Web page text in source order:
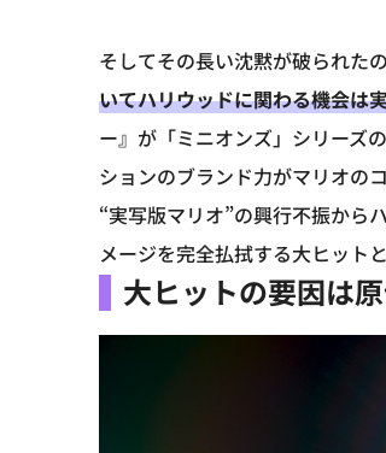
そしてその長い沈黙が破られた
いてハリウッドに関わる機会は
ー』が「ミニオンズ」シリーズ
ションのブランド力がマリオの
“実写版マリオ”の興行不振から
メージを完全払拭する大ヒット
大ヒットの要因は